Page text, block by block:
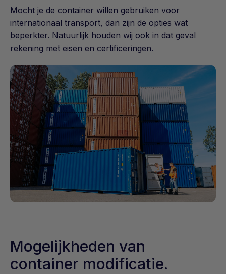
Mocht je de container willen gebruiken voor
internationaal transport, dan zijn de opties wat
beperkter. Natuurlijk houden wij ook in dat geval
rekening met eisen en certificeringen.
Mogelijkheden van
container modificatie.